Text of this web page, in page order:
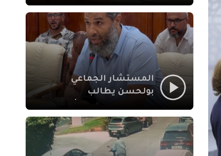
الاجتماعي في نقل
المحطة الطرقية إلى
العزوزية
المستشار الجماعي
بولحسن يطالب
أشغال شارع علال
الفاسي بمراكش